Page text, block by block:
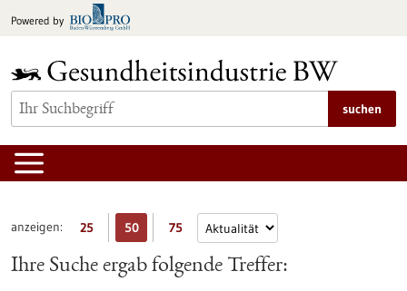
Inhalt
Powered by
suchen
anzeigen: 25 50 75
Ihre Suche ergab folgende Treffer: